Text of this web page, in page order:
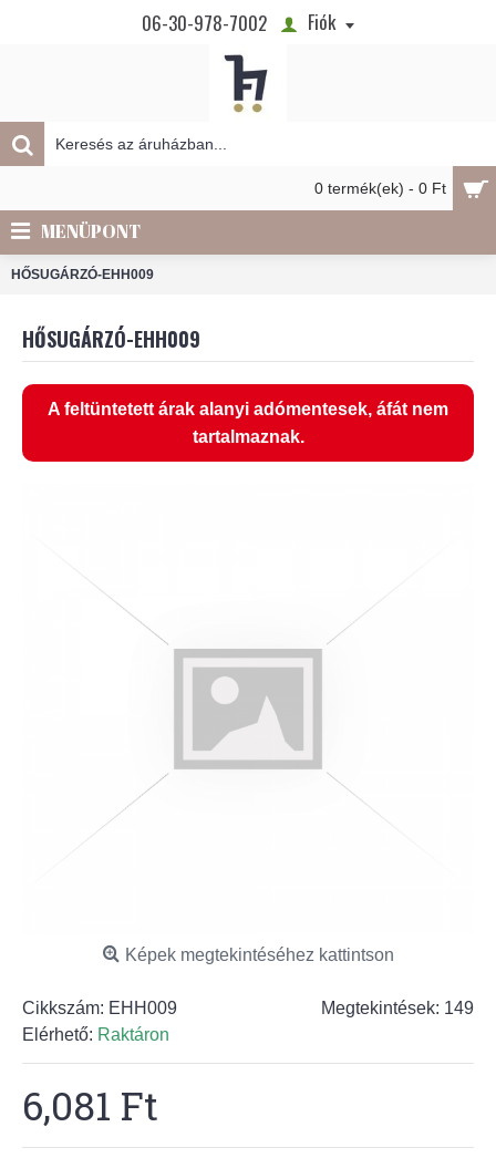
06-30-978-7002 Fiók
0 termék(ek) - 0 Ft
MENÜPONT
HŐSUGÁRZÓ-EHH009
HŐSUGÁRZÓ-EHH009
A feltüntetett árak alanyi adómentesek, áfát nem
tartalmaznak.
Képek megtekintéséhez kattintson
Megtekintések: 149
Cikkszám: EHH009
Elérhető: Raktáron
6,081 Ft